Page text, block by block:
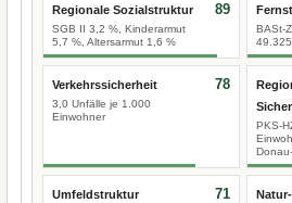
Regionale Sozialstruktur
SGB II 3,2 %, Kinderarmut
5,7 %, Altersarmut 1,6 %
89
BASt-
Verkehrssicherheit
3,0 Unfälle je 1.000
Einwohner
78
PKS-
Umfeldstruktur 71